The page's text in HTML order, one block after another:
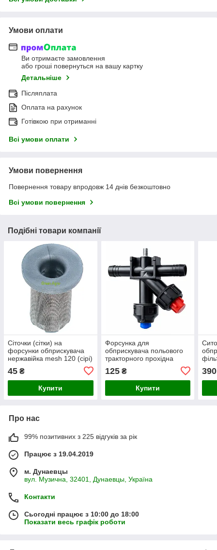
Умови оплати
Ви отримаєте замовлення
або гроші повернуться на вашу картку
Детальніше
Післяплата
Оплата на рахунок
Готівкою при отриманні
Всі умови оплати
Умови повернення
Повернення товару впродовж 14 днів безкоштовно
Всі умови повернення
Подібні товари компанії
Сіточки (сітки) на
форсунки обприскувача
нержавійка mesh 120 (сірі)
102/08PRO120)
45 ₴
Купити
Форсунка для
обприскувача польового
тракторного прохідна
100/08/P серії PRO
стандарт ARAG
125₴
Купити
390
Про нас
99% позитивних з 225 відгуків за рік
Працює з 19.04.2019
м. Дунаевцы
вул. Музична, 32401, Дунаевцы, Україна
Контакти
Сьогодні працює з 10:00 до 18:00
Показати весь графік роботи